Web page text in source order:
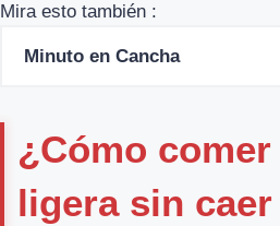
Mira esto también :
Minuto en Cancha
¿Cómo
ligera sin